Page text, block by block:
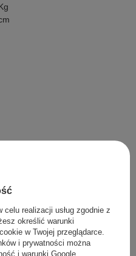
realizacji usług zgodnie z
określić warunki
w Twojej przeglądarce.
i prywatności można
i warunki Google